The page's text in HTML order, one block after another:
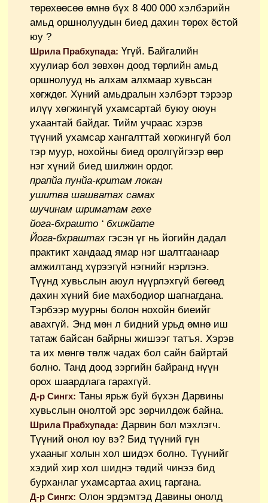
төрөхөөсөө өмнө бүх 8 400 000 хэлбэрийн
амьд оршнолуудын биед дахин төрөх ёстой
юу ?
Шрила Прабхупада: Үгүй. Байгалийн
хуулиар бол зөвхөн доод төрлийн амьд
оршнолууд нь алхам алхмаар хувьсан
хөгждөг. Хүний амьдралын хэлбэрт тэрээр
илүү хөгжингүй ухамсартай буюу оюун
ухаантай байдаг. Тийм учраас хэрэв
түүний ухамсар хангалттай хөгжингүй бол
тэр муур, нохойны биед оролгүйгээр өөр
нэг хүний биед шилжин ордог.
прапйа пунйа-критам локан
ушитва шашватах самах
шучинам шриматам гехе
йога-бхрашто ‘ бхижйате
Йога-бхраштах гэсэн үг нь йогийн дадал
практикт хандаад ямар нэг шалтгаанаар
амжилтанд хүрээгүй нэгнийг нэрлэнэ.
Түүнд хувьслын аюул нүүрлэхгүй бөгөөд
дахин хүний бие махбодиор шагнагдана.
Тэрбээр муурны болон нохойн биеийг
авахгүй. Энд мөн л бидний урьд өмнө иш
татаж байсан байрны жишээг татъя. Хэрэв
та их мөнгө төлж чадах бол сайн байртай
болно. Танд доод зэргийн байранд нүүн
орох шаардлага гарахгүй.
Д-р Сингх: Таны ярьж буй бүхэн Дарвины
хувьслын онолтой эрс зөрчилдөж байна.
Шрила Прабхупада: Дарвин бол мэхлэгч.
Түүний онол юу вэ? Бид түүний гүн
ухааныг холын хол шидэх болно. Түүнийг
хэдий хир хол шиднэ төдий чинээ бид
бурханлаг ухамсартаа ахиц гаргана.
Д-р Сингх: Олон эрдэмтэд Давины онолд